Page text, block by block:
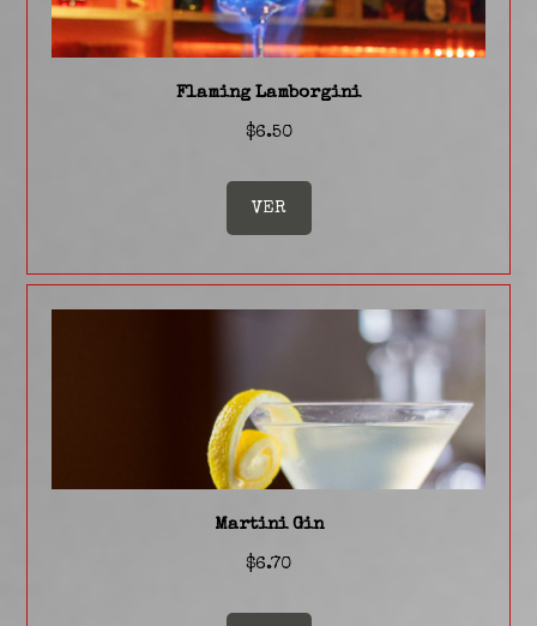
Step 1: Select
Flaming Lamborgini
$6.50
VER
Martini Gin
$6.70